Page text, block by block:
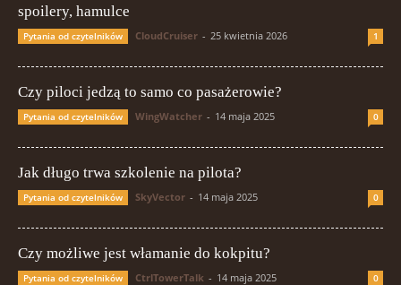
spoilery, hamulce
Pytania od czytelników CloudCruiser - 25 kwietnia 2026 1
Czy piloci jedzą to samo co pasażerowie?
Pytania od czytelników WingWatcher - 14 maja 2025 0
Jak długo trwa szkolenie na pilota?
Pytania od czytelników SkyVector - 14 maja 2025 0
Czy możliwe jest włamanie do kokpitu?
Pytania od czytelników CtrlTowerTalk - 14 maja 2025 0